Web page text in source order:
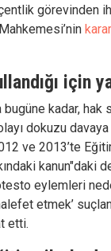
görevinden
için
kadar, hak
dokuzu
ve 2013’te
eylemleri
etmek’
etti.